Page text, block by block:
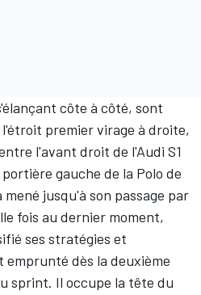
côte à côté, sont
premier virage à droite,
l'avant droit de l'Audi S1
gauche de la Polo de
jusqu'à son passage par
fois au dernier moment,
ses stratégies et
dès la deuxième
sprint. Il occupe la tête du